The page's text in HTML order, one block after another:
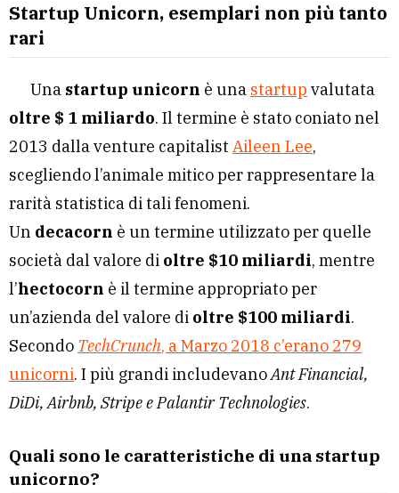
Startup Unicorn, esemplari non più tanto
rari
Una startup unicorn è una startup valutata
oltre $ 1 miliardo. Il termine è stato coniato nel
2013 dalla venture capitalist Aileen Lee,
scegliendo l’animale mitico per rappresentare la
rarità statistica di tali fenomeni.
Un decacorn è un termine utilizzato per quelle
società dal valore di oltre $10 miliardi, mentre
l’hectocorn è il termine appropriato per
un’azienda del valore di oltre $100 miliardi.
Secondo TechCrunch, a Marzo 2018 c’erano 279
unicorni. I più grandi includevanoAnt Financial,
DiDi, Airbnb, Stripe e Palantir Technologies.
Quali sono le caratteristiche di una startup
unicorno?